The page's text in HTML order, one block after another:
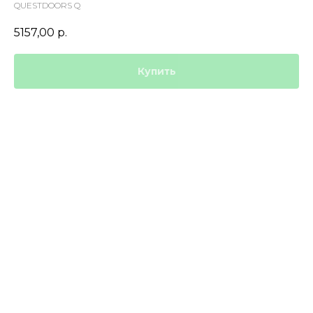
QUESTDOORS Q
5157,00 р.
Купить